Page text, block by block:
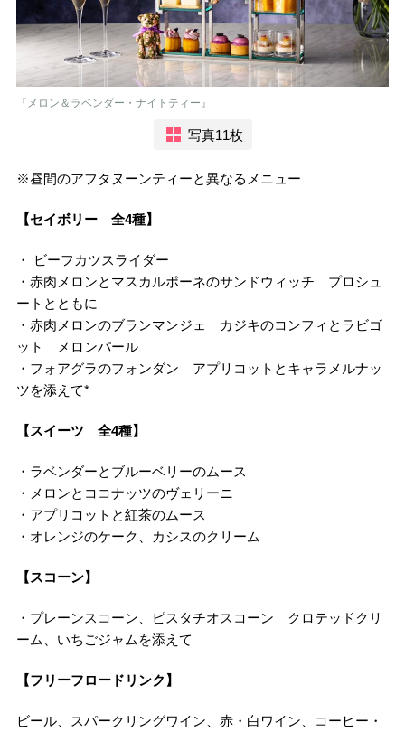
『メロン＆ラベンダー・ナイトティー』
写真11枚
※昼間のアフタヌーンティーと異なるメニュー
【セイボリー 全4種】
・ ビーフカツスライダー
・赤肉メロンとマスカルポーネのサンドウィッチ プロシュ
ートとともに
・赤肉メロンのブランマンジェ カジキのコンフィとラビゴ
ット メロンパール
・フォアグラのフォンダン アプリコットとキャラメルナッ
ツを添えて*
【スイーツ 全4種】
・ラベンダーとブルーベリーのムース
・メロンとココナッツのヴェリーニ
・アプリコットと紅茶のムース
・オレンジのケーク、カシスのクリーム
【スコーン】
・プレーンスコーン、ピスタチオスコーン クロテッドクリ
ーム、いちごジャムを添えて
【フリーフロードリンク】
ビール、スパークリングワイン、赤・白ワイン、コーヒー・